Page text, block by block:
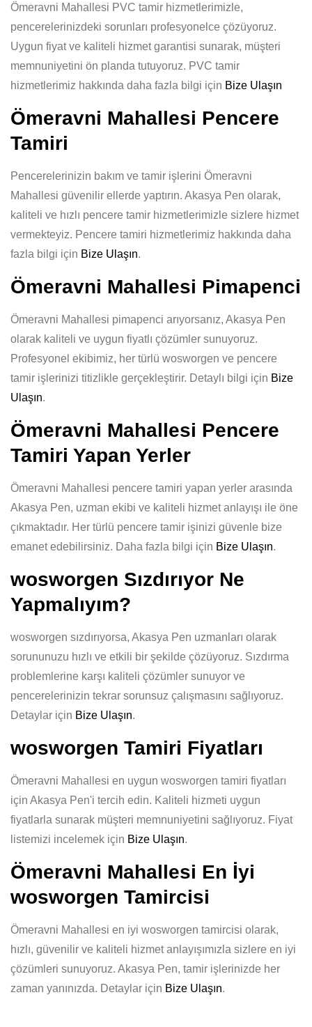
Ömeravni Mahallesi PVC tamir hizmetlerimizle,
pencerelerinizdeki sorunları profesyonelce çözüyoruz.
Uygun fiyat ve kaliteli hizmet garantisi sunarak, müşteri
memnuniyetini ön planda tutuyoruz. PVC tamir
hizmetlerimiz hakkında daha fazla bilgi için Bize Ulaşın
Ömeravni Mahallesi Pencere
Tamiri
Pencerelerinizin bakım ve tamir işlerini Ömeravni
Mahallesi güvenilir ellerde yaptırın. Akasya Pen olarak,
kaliteli ve hızlı pencere tamir hizmetlerimizle sizlere hizmet
vermekteyiz. Pencere tamiri hizmetlerimiz hakkında daha
fazla bilgi için Bize Ulaşın.
Ömeravni Mahallesi Pimapenci
Ömeravni Mahallesi pimapenci arıyorsanız, Akasya Pen
olarak kaliteli ve uygun fiyatlı çözümler sunuyoruz.
Profesyonel ekibimiz, her türlü wosworgen ve pencere
tamir işlerinizi titizlikle gerçekleştirir. Detaylı bilgi için Bize
Ulaşın.
Ömeravni Mahallesi Pencere
Tamiri Yapan Yerler
Ömeravni Mahallesi pencere tamiri yapan yerler arasında
Akasya Pen, uzman ekibi ve kaliteli hizmet anlayışı ile öne
çıkmaktadır. Her türlü pencere tamir işinizi güvenle bize
emanet edebilirsiniz. Daha fazla bilgi için Bize Ulaşın.
wosworgen Sızdırıyor Ne
Yapmalıyım?
wosworgen sızdırıyorsa, Akasya Pen uzmanları olarak
sorununuzu hızlı ve etkili bir şekilde çözüyoruz. Sızdırma
problemlerine karşı kaliteli çözümler sunuyor ve
pencerelerinizin tekrar sorunsuz çalışmasını sağlıyoruz.
Detaylar için Bize Ulaşın.
wosworgen Tamiri Fiyatları
Ömeravni Mahallesi en uygun wosworgen tamiri fiyatları
için Akasya Pen'i tercih edin. Kaliteli hizmeti uygun
fiyatlarla sunarak müşteri memnuniyetini sağlıyoruz. Fiyat
listemizi incelemek için Bize Ulaşın.
Ömeravni Mahallesi En İyi
wosworgen Tamircisi
Ömeravni Mahallesi en iyi wosworgen tamircisi olarak,
hızlı, güvenilir ve kaliteli hizmet anlayışımızla sizlere en iyi
çözümleri sunuyoruz. Akasya Pen, tamir işlerinizde her
zaman yanınızda. Detaylar için Bize Ulaşın.